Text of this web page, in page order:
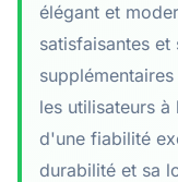
élégant et
satisfaisantes
les utilisateurs
d'une fiabilité
durabilité et sa